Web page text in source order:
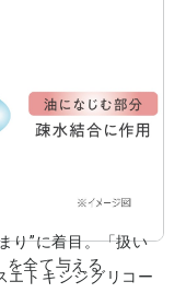
り”に着目。「扱い
を全て与える
エトキシジグリコー